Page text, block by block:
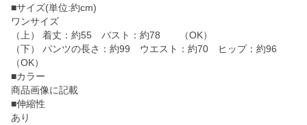
■サイズ(単位:約cm)
ワンサイズ
（上） 着丈：約55 バスト：約78 （OK）
（下） パンツの長さ：約99 ウエスト：約70 ヒップ：約96
（OK）
■カラー
商品画像に記載
■伸縮性
あり